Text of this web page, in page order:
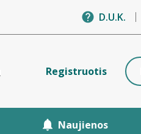
D.U.K.
Registruotis
Naujienos